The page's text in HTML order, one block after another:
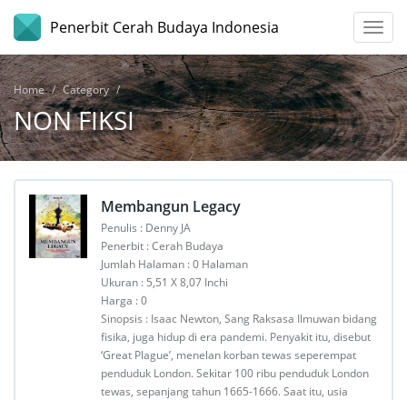
Penerbit Cerah Budaya Indonesia
Home Category
NON FIKSI
Membangun Legacy
Penulis : Denny JA
Penerbit : Cerah Budaya
Jumlah Halaman : 0 Halaman
Ukuran : 5,51 X 8,07 Inchi
Harga : 0
Sinopsis : Isaac Newton, Sang Raksasa Ilmuwan bidang
fisika, juga hidup di era pandemi. Penyakit itu, disebut
‘Great Plague’, menelan korban tewas seperempat
penduduk London. Sekitar 100 ribu penduduk London
tewas, sepanjang tahun 1665-1666. Saat itu, usia